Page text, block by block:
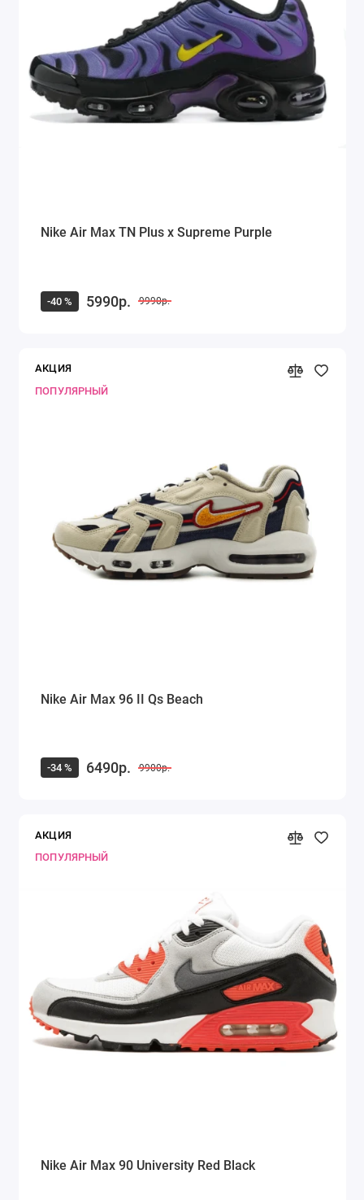
Nike Air Max TN Plus x Supreme Purple
-40 % 5990р. 9990р.
АКЦИЯ
ПОПУЛЯРНЫЙ
Nike Air Max 96 II Qs Beach
-34 % 6490р. 9900р.
АКЦИЯ
ПОПУЛЯРНЫЙ
Nike Air Max 90 University Red Black